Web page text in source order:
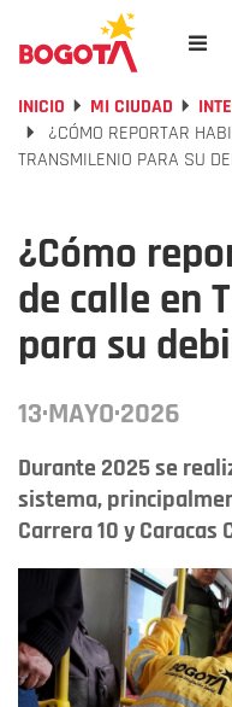
INICIO MI CIUDAD
¿CÓMO REPORTAR
TRANSMILENIO PARA SU
¿Cómo
de calle en
para su
13·MAYO·2026
Durante 2025 se
sistema,
Carrera 10 y Caracas